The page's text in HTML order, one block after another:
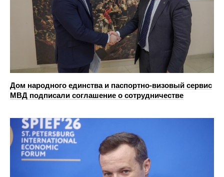
Дом народного единства и паспортно-визовый сервис
МВД подписали соглашение о сотрудничестве